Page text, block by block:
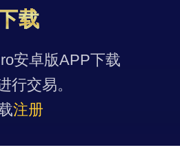
载
安卓版APP下载
行交易。
注册